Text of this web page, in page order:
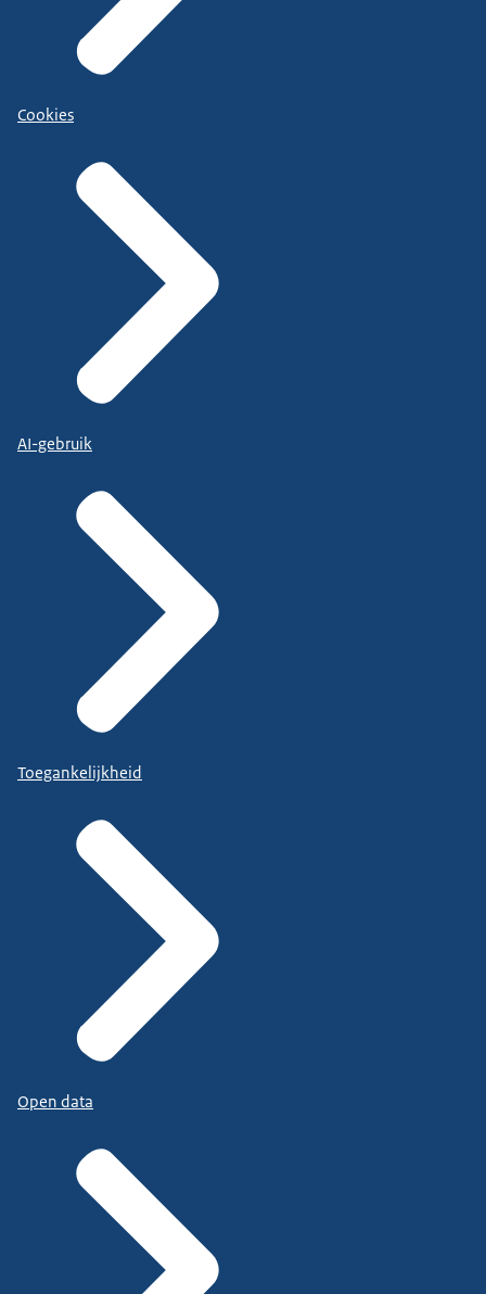
Cookies
AI-gebruik
Toegankelijkheid
Open data